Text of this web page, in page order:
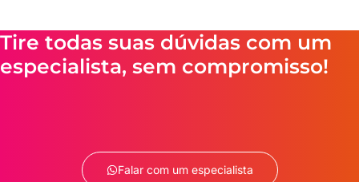
Tire todas suas dúvidas com um
especialista, sem compromisso!
Falar com um especialista